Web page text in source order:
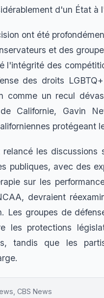
d'un État à
ont été
et des
l'intégrité des
des droits
comme un recul
Californie, Gavin
protégeant
les
publiques, avec des
sur les
devraient
Les groupes de
les protections
tandis que les
CBS News